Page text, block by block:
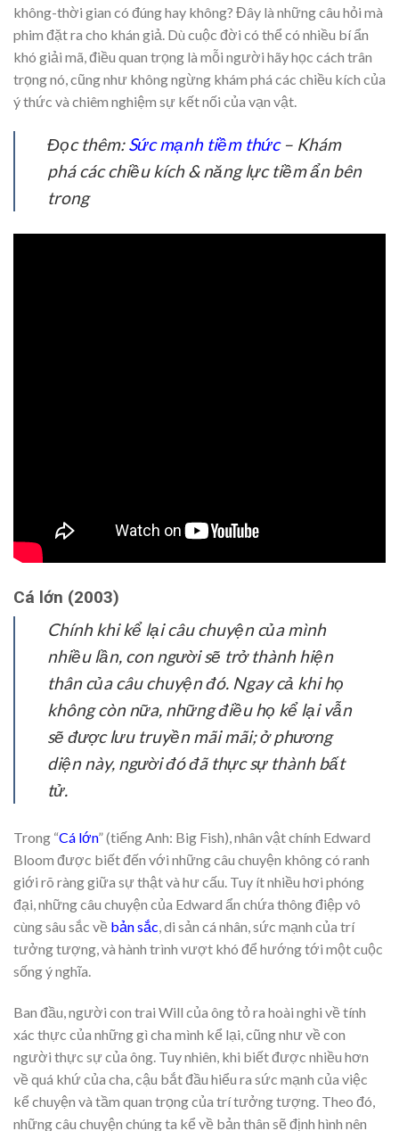
không-thời gian có đúng hay không? Đây là những câu hỏi mà
phim đặt ra cho khán giả. Dù cuộc đời có thể có nhiều bí ẩn
khó giải mã, điều quan trọng là mỗi người hãy học cách trân
trọng nó, cũng như không ngừng khám phá các chiều kích của
ý thức và chiêm nghiệm sự kết nối của vạn vật.
Đọc thêm:Sức mạnh tiềm thức– Khám
phá các chiều kích & năng lực tiềm ẩn bên
trong
Cá lớn (2003)
Chính khi kể lại câu chuyện của mình
nhiều lần, con người sẽ trở thành hiện
thân của câu chuyện đó. Ngay cả khi họ
không còn nữa, những điều họ kể lại vẫn
sẽ được lưu truyền mãi mãi; ở phương
diện này, người đó đã thực sự thành bất
tử.
Trong “Cá lớn” (tiếng Anh: Big Fish), nhân vật chính Edward
Bloom được biết đến với những câu chuyện không có ranh
giới rõ ràng giữa sự thật và hư cấu. Tuy ít nhiều hơi phóng
đại, những câu chuyện của Edward ẩn chứa thông điệp vô
cùng sâu sắc về bản sắc, di sản cá nhân, sức mạnh của trí
tưởng tượng, và hành trình vượt khó để hướng tới một cuộc
sống ý nghĩa.
Ban đầu, người con trai Will của ông tỏ ra hoài nghi về tính
xác thực của những gì cha mình kể lại, cũng như về con
người thực sự của ông. Tuy nhiên, khi biết được nhiều hơn
về quá khứ của cha, cậu bắt đầu hiểu ra sức mạnh của việc
kể chuyện và tầm quan trọng của trí tưởng tượng. Theo đó,
những câu chuyện chúng ta kể về bản thân sẽ định hình nên